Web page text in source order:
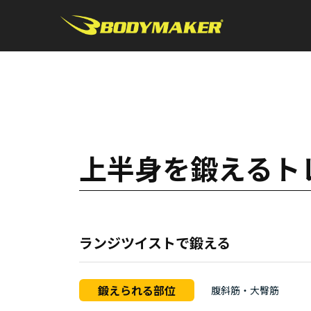
上半身を鍛える
ランジツイストで鍛える
鍛えられる部位 腹斜筋・大臀筋